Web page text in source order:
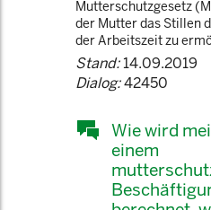
Mutterschutzgesetz
der Mutter das Stillen
der Arbeitszeit zu
Stand:14.09.2019
Dialog:42450
Wie wird
einem